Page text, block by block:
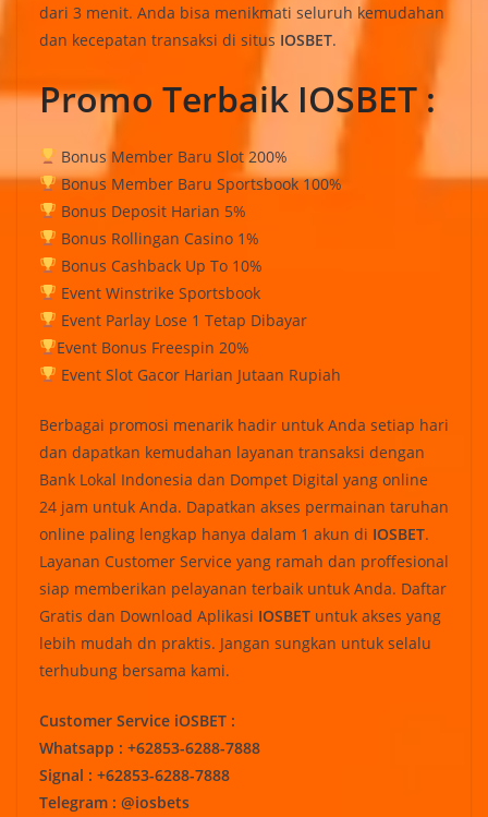
dari 3 menit. Anda bisa menikmati seluruh kemudahan
dan kecepatan transaksi di situs IOSBET.
Promo Terbaik IOSBET :
Bonus Member Baru Slot 200%
Bonus Member Baru Sportsbook 100%
Bonus Deposit Harian 5%
Bonus Rollingan Casino 1%
Bonus Cashback Up To 10%
Event Winstrike Sportsbook
Event Parlay Lose 1 Tetap Dibayar
Event Bonus Freespin 20%
Event Slot Gacor Harian Jutaan Rupiah
Berbagai promosi menarik hadir untuk Anda setiap hari
dan dapatkan kemudahan layanan transaksi dengan
Bank Lokal Indonesia dan Dompet Digital yang online
24 jam untuk Anda. Dapatkan akses permainan taruhan
online paling lengkap hanya dalam 1 akun di IOSBET.
Layanan Customer Service yang ramah dan proffesional
siap memberikan pelayanan terbaik untuk Anda. Daftar
Gratis dan Download Aplikasi IOSBET untuk akses yang
lebih mudah dn praktis. Jangan sungkan untuk selalu
terhubung bersama kami.
Customer Service iOSBET :
Whatsapp : +62853-6288-7888
Signal : +62853-6288-7888
Telegram : @iosbets